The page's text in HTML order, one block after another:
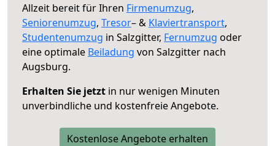
Allzeit bereit für Ihren Firmenumzug,
Seniorenumzug, Tresor– & Klaviertransport,
Studentenumzug in Salzgitter, Fernumzug oder
eine optimale Beiladung von Salzgitter nach
Augsburg.
Erhalten Sie jetzt in nur wenigen Minuten
unverbindliche und kostenfreie Angebote.
Kostenlose Angebote erhalten